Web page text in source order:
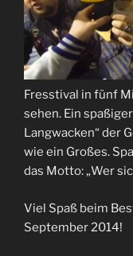
Fresstival in fünf
sehen. Ein
Langwacken“ der
wie ein Großes.
das Motto: „Wer
Viel Spaß beim
September 2014!